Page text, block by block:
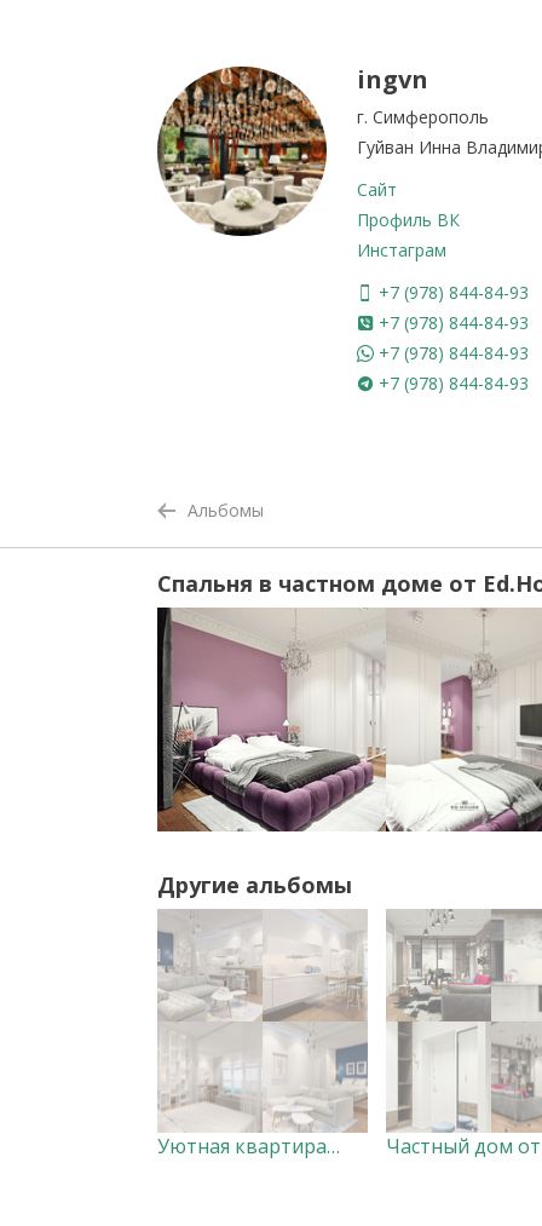
ingvn
г. Симферополь
Гуйван Инна
Сайт
Профиль ВК
Инстаграм
+7 (978) 844-84-93
+7 (978) 844-84-93
+7 (978) 844-84-93
+7 (978) 844-84-93
Альбомы
Спальня в частном доме от
Другие альбомы
Уютная квартира-студия для отдыха у моря